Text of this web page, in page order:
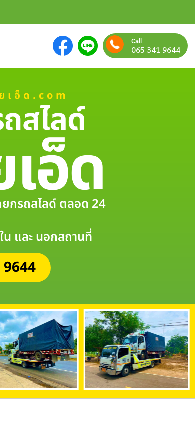
Call
065 341 9644
เอ็ด.com
สไลด์
อ็ด
กรถสไลด์ ตลอด 24
น และ นอกสถานที่